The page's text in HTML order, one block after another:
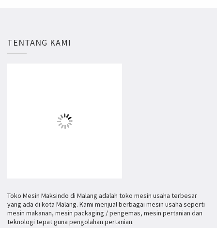
TENTANG KAMI
Toko Mesin Maksindo di Malang adalah toko mesin usaha terbesar
yang ada di kota Malang. Kami menjual berbagai mesin usaha seperti
mesin makanan, mesin packaging / pengemas, mesin pertanian dan
teknologi tepat guna pengolahan pertanian.